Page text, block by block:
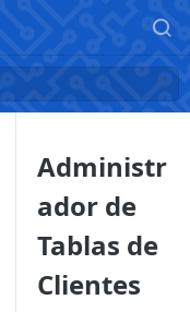
Administr
ador de
Tablas de
Clientes